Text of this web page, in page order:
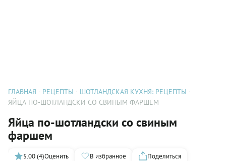
ГЛАВНАЯ РЕЦЕПТЫ
ШОТЛАНДСКАЯ КУХНЯ: РЕЦЕПТЫ
ЯЙЦА ПО-ШОТЛАНДСКИ СО СВИНЫМ ФАРШЕМ
Яйца по-шотландски со свиным
фаршем
5.00 (4)Оценить В избранное
Поделиться